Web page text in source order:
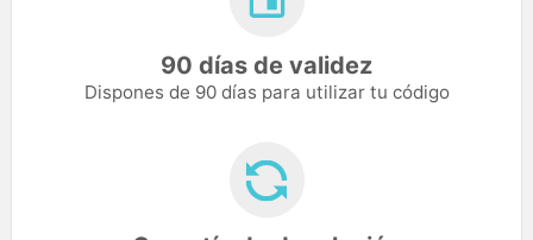
90 días de validez
Dispones de 90 días para utilizar tu código